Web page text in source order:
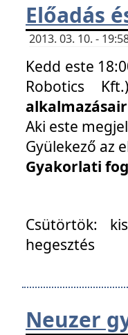
Előadás
2013. 03. 10. -
Kedd este
Robotics
Aki este
Gyülekező az
Gyakorlati
Csütörtök:
hegesztés
Neuzer